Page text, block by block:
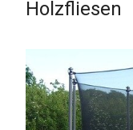
Holzfliesen